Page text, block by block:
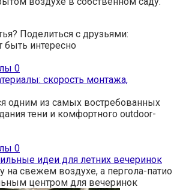
Поделиться с друзьями:
интересно
0
скорость монтажа,
одним из самых востребованных
тени и комфортного outdoor-
0
идеи для летних вечеринок
на свежем воздухе, а пергола-патио
центром для вечеринок